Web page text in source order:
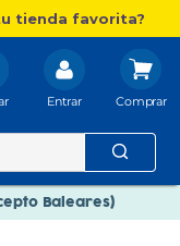
tienda favorita?
Entrar
Baleares)